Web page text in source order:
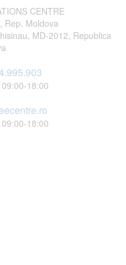
CENTRE
Rep. Moldova
MD-2012, Republica
18:00
18:00